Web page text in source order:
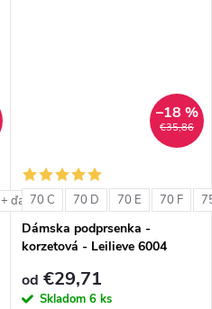
+ ďalšie
€35,86
–18 %
70 C 70 D 70 E 70 F
Dámska podprsenka -
korzetová - Leilieve 6004
od €29,71
Skladom 6 ks